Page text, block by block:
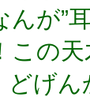
が”
この
っ